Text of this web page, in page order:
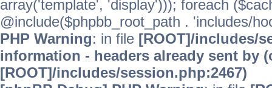
array('template', 'display'))); foreach
@include($phpbb_root_path . 'includes/
PHP Warning: in file [ROOT]/includes/
information - headers already sent by
[ROOT]/includes/session.php:2467)